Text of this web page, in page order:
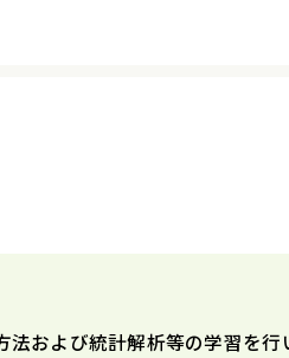
および統計解析等の学習を